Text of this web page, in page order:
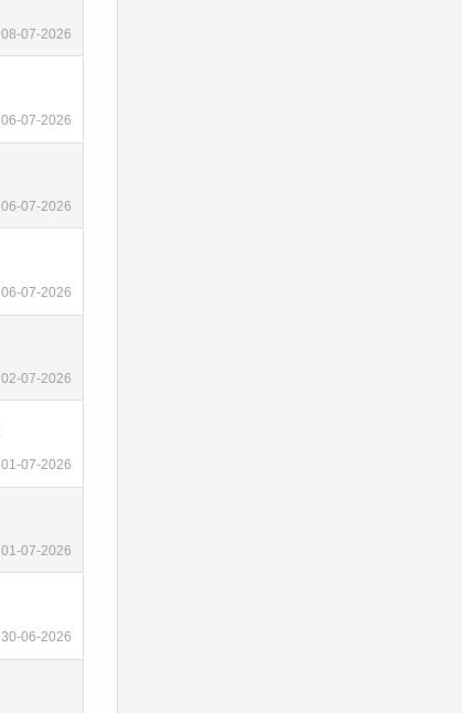
08-07-2026
06-07-2026
06-07-2026
06-07-2026
02-07-2026
01-07-2026
01-07-2026
30-06-2026